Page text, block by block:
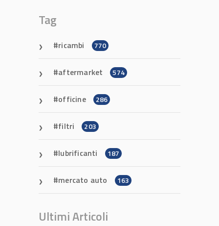
Tag
ricambi 770
aftermarket 574
officine 286
filtri 203
lubrificanti 187
mercato auto 163
Ultimi Articoli